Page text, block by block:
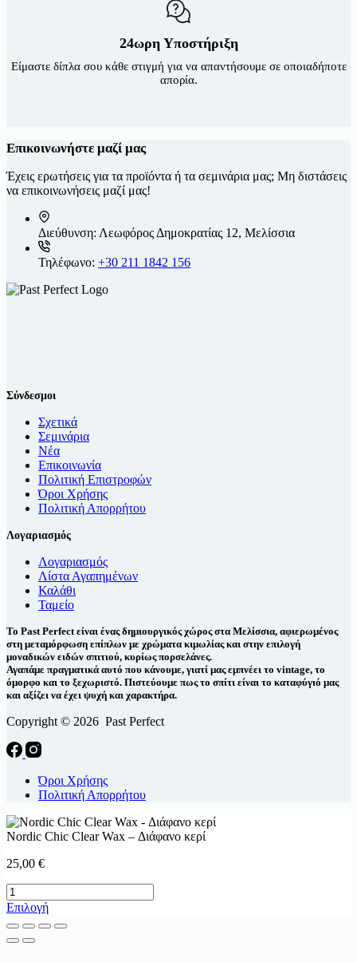
24ωρη Υποστήριξη
Είμαστε δίπλα σου κάθε στιγμή για να απαντήσουμε σε οποιαδήποτε
απορία.
Επικοινωνήστε μαζί μας
Έχεις ερωτήσεις για τα προϊόντα ή τα σεμινάρια μας; Μη διστάσεις
να επικοινωνήσεις μαζί μας!
Διεύθυνση: Λεωφόρος Δημοκρατίας 12, Μελίσσια
Τηλέφωνο: +30 211 1842 156
Σύνδεσμοι
Σχετικά
Σεμινάρια
Νέα
Επικοινωνία
Πολιτική Επιστροφών
Όροι Χρήσης
Πολιτική Απορρήτου
Λογαριασμός
Λογαριασμός
Λίστα Αγαπημένων
Καλάθι
Ταμείο
Το Past Perfect είναι ένας δημιουργικός χώρος στα Μελίσσια, αφιερωμένος
στη μεταμόρφωση επίπλων με χρώματα κιμωλίας και στην επιλογή
μοναδικών ειδών σπιτιού, κυρίως πορσελάνες.
Αγαπάμε πραγματικά αυτό που κάνουμε, γιατί μας εμπνέει το vintage, το
όμορφο και το ξεχωριστό. Πιστεύουμε πως το σπίτι είναι το καταφύγιό μας
και αξίζει να έχει ψυχή και χαρακτήρα.
Copyright © 2026 Past Perfect
Όροι Χρήσης
Πολιτική Απορρήτου
Nordic Chic Clear Wax – Διάφανο κερί
25,00 €
Nordic
Chic
Wax
-
ΕπιλογήΑυτό
το